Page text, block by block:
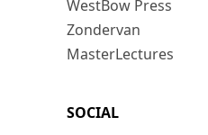
WestBow Press
Zondervan
MasterLectures
SOCIAL